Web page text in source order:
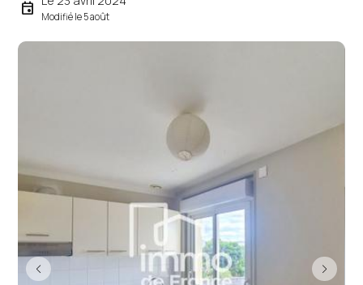
event Modifié le 5 août